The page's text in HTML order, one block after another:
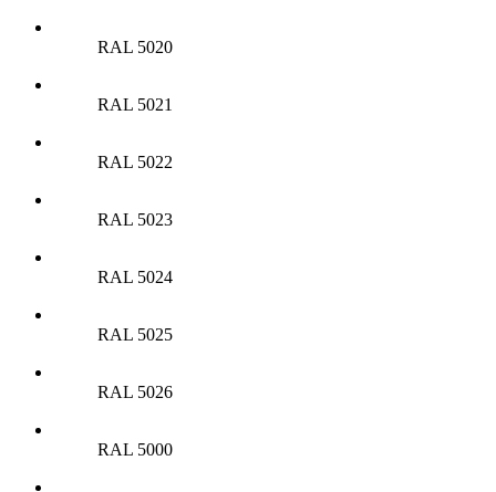
RAL 5020
RAL 5021
RAL 5022
RAL 5023
RAL 5024
RAL 5025
RAL 5026
RAL 5000